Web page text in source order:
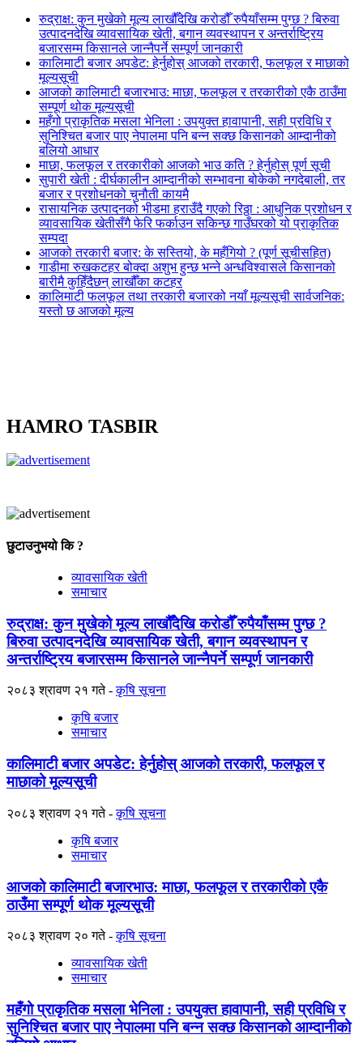
रुद्राक्ष: कुन मुखेको मूल्य लाखौँदेखि करोडौँ रुपैयाँसम्म पुग्छ ? बिरुवा
उत्पादनदेखि व्यावसायिक खेती, बगान व्यवस्थापन र अन्तर्राष्ट्रिय
बजारसम्म किसानले जान्नैपर्ने सम्पूर्ण जानकारी
कालिमाटी बजार अपडेट: हेर्नुहोस् आजको तरकारी, फलफूल र माछाको
मूल्यसूची
आजको कालिमाटी बजारभाउ: माछा, फलफूल र तरकारीको एकै ठाउँमा
सम्पूर्ण थोक मूल्यसूची
महँगो प्राकृतिक मसला भेनिला : उपयुक्त हावापानी, सही प्रविधि र
सुनिश्चित बजार पाए नेपालमा पनि बन्न सक्छ किसानको आम्दानीको
बलियो आधार
माछा, फलफूल र तरकारीको आजको भाउ कति ? हेर्नुहोस् पूर्ण सूची
सुपारी खेती : दीर्घकालीन आम्दानीको सम्भावना बोकेको नगदेबाली, तर
बजार र प्रशोधनको चुनौती कायमै
रासायनिक उत्पादनको भीडमा हराउँदै गएको रिठ्ठा : आधुनिक प्रशोधन र
व्यावसायिक खेतीसँगै फेरि फर्काउन सकिन्छ गाउँघरको यो प्राकृतिक
सम्पदा
आजको तरकारी बजार: के सस्तियो, के महँगियो ? (पूर्ण सूचीसहित)
गाडीमा रुखकटहर बोक्दा अशुभ हुन्छ भन्ने अन्धविश्वासले किसानको
बारीमै कुहिँदैछन् लाखौँका कटहर
कालिमाटी फलफूल तथा तरकारी बजारको नयाँ मूल्यसूची सार्वजनिक:
यस्तो छ आजको मूल्य
HAMRO TASBIR
छुटाउनुभयो कि ?
व्यावसायिक खेती
समाचार
रुद्राक्ष: कुन मुखेको मूल्य लाखौँदेखि करोडौँ रुपैयाँसम्म पुग्छ ?
बिरुवा उत्पादनदेखि व्यावसायिक खेती, बगान व्यवस्थापन र
अन्तर्राष्ट्रिय बजारसम्म किसानले जान्नैपर्ने सम्पूर्ण जानकारी
२०८३ श्रावण २१ गते
कृषि सूचना
कृषि बजार
समाचार
कालिमाटी बजार अपडेट: हेर्नुहोस् आजको तरकारी, फलफूल र
माछाको मूल्यसूची
२०८३ श्रावण २१ गते
कृषि सूचना
कृषि बजार
समाचार
आजको कालिमाटी बजारभाउ: माछा, फलफूल र तरकारीको एकै
ठाउँमा सम्पूर्ण थोक मूल्यसूची
२०८३ श्रावण २० गते
कृषि सूचना
व्यावसायिक खेती
समाचार
महँगो प्राकृतिक मसला भेनिला : उपयुक्त हावापानी, सही प्रविधि र
सुनिश्चित बजार पाए नेपालमा पनि बन्न सक्छ किसानको आम्दानीको